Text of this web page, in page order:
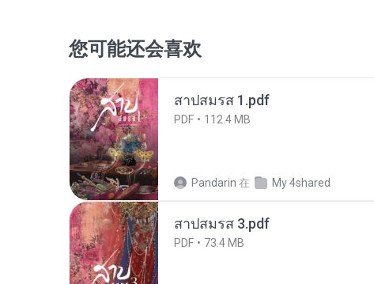
您可能还会喜欢
สาปสมรส 1.pdf
PDF 112.4 MB
Pandarin 在 My 4shared
สาปสมรส 3.pdf
PDF 73.4 MB